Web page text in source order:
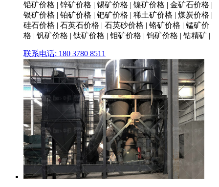
铅矿价格 | 锌矿价格 | 锡矿价格 | 镍矿价格 | 金矿石价格 |
银矿价格 | 铂矿价格 | 钯矿价格 | 稀土矿价格 | 煤炭价格 |
硅石价格 | 石英石价格 | 石英砂价格 | 铬矿价格 | 锰矿价
格 | 钒矿价格 | 钛矿价格 | 钼矿价格 | 钨矿价格 | 钴精矿 |
联系电话: 180 3780 8511